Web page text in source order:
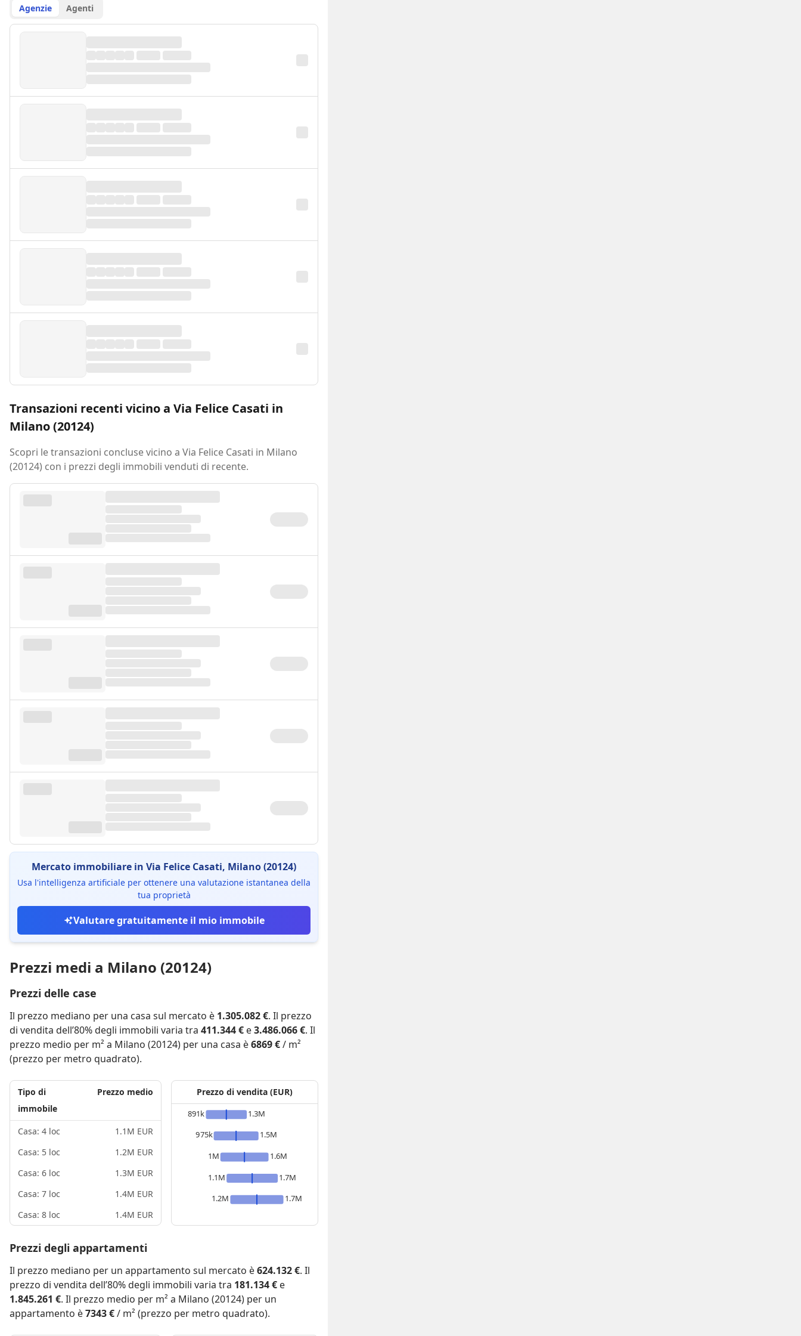
Agenzie Agenti
Transazioni recenti vicino a Via Felice Casati in
Milano (20124)
Scopri le transazioni concluse vicino a Via Felice Casati in Milano
(20124) con i prezzi degli immobili venduti di recente.
Mercato immobiliare in Via Felice Casati, Milano (20124)
Usa l'intelligenza artificiale per ottenere una valutazione istantanea della
tua proprietà
Valutare gratuitamente il mio immobile
Prezzi medi a Milano (20124)
Prezzi delle case
Il prezzo mediano per una casa sul mercato è 1.305.082 €. Il prezzo
di vendita dell’80% degli immobili varia tra 411.344 € e3.486.066 €. Il
prezzo medio per m² a Milano (20124) per una casa è6869 €/ m²
(prezzo per metro quadrato).
Tipo di
immobile
Prezzo medio
Casa: 4 loc
1.1M EUR
Casa: 5 loc
1.2M EUR
Casa: 6 loc
1.3M EUR
Casa: 7 loc
1.4M EUR
Casa: 8 loc
1.4M EUR
Prezzo di vendita (EUR)
891k
1.3M
975k
1.5M
1M
1.6M
1.1M
1.7M
1.2M
1.7M
Prezzi degli appartamenti
Il prezzo mediano per un appartamento sul mercato è624.132 €. Il
prezzo di vendita dell’80% degli immobili varia tra 181.134 € e
1.845.261 €. Il prezzo medio per m² a Milano (20124) per un
appartamento è7343 €/ m² (prezzo per metro quadrato).